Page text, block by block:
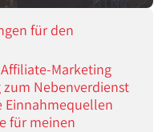
für den
Marketing
Nebenverdienst
Einnahmequellen
für meinen